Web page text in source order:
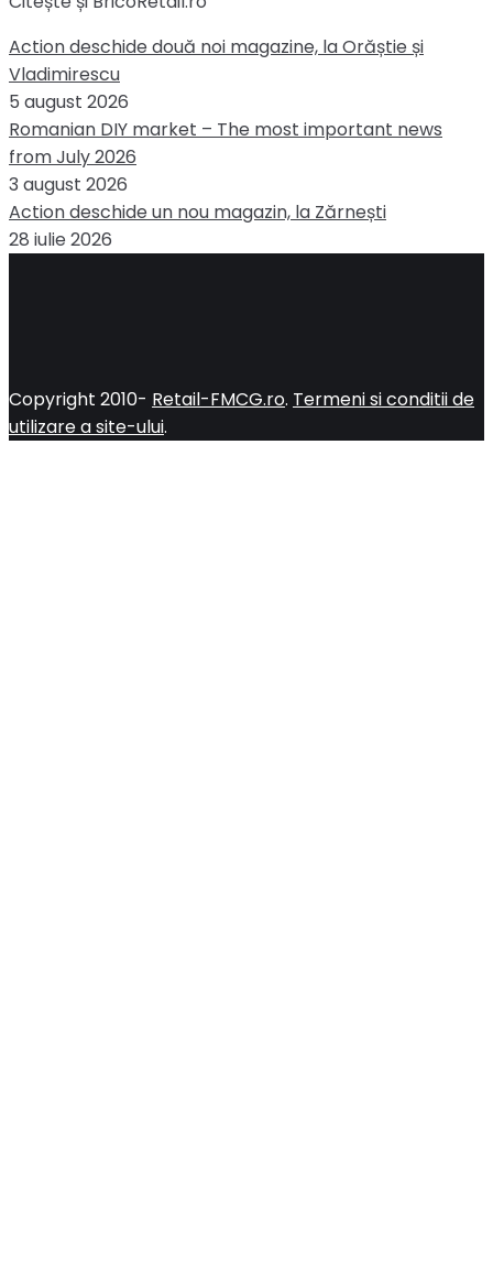
Action deschide două noi magazine, la Orăștie și
Vladimirescu
5 august 2026
Romanian DIY market – The most important news
from July 2026
3 august 2026
Action deschide un nou magazin, la Zărnești
28 iulie 2026
Copyright 2010- Retail-FMCG.ro. Termeni si conditii de
utilizare a site-ului.